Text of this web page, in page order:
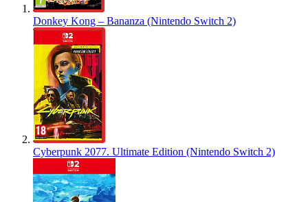
Donkey Kong – Bananza (Nintendo Switch 2)
Cyberpunk 2077. Ultimate Edition (Nintendo Switch 2)